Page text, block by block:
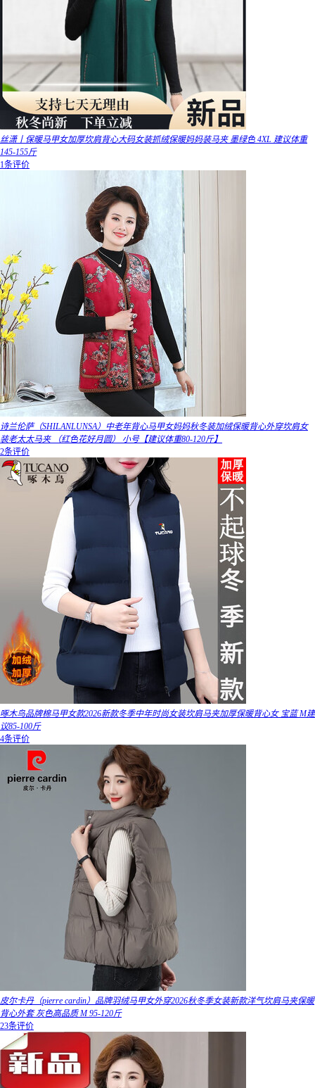
丝潇丨保暖马甲女加厚坎肩背心大码女装抓绒保暖妈妈装马夹 墨绿色 4XL 建议体重
145-155斤
1条评价
诗兰伦萨（SHILANLUNSA）中老年背心马甲女妈妈秋冬装加绒保暖背心外穿坎肩女
装老太太马夹 （红色花好月圆） 小号【建议体重80-120斤】
2条评价
啄木鸟品牌棉马甲女款2026新款冬季中年时尚女装坎肩马夹加厚保暖背心女 宝蓝 M建
议85-100斤
4条评价
皮尔卡丹（pierre cardin）品牌羽绒马甲女外穿2026秋冬季女装新款洋气坎肩马夹保暖
背心外套 灰色高品质 M 95-120斤
23条评价